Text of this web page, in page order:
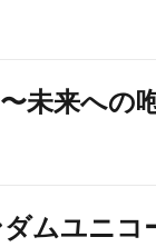
未来への
ムユニコ